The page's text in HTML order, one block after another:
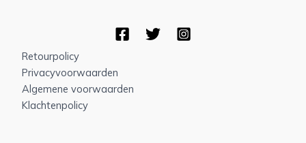
Retourpolicy
Privacyvoorwaarden
Algemene voorwaarden
Klachtenpolicy